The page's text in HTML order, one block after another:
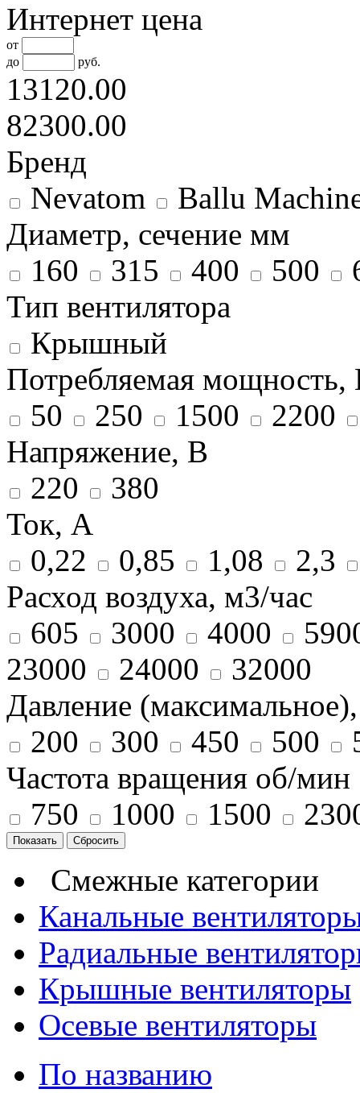
Интернет цена
от
до
руб.
13120.00
82300.00
Бренд
Nevatom
Ballu
Диаметр, сечение мм
160
315 400 500
Тип вентилятора
Крышный
Потребляемая мощность,
50
250 1500
2200
Напряжение, В
220
380
Ток, А
0,22
0,85 1,08
2,3
Расход воздуха, м3/час
605
3000 4000
23000
24000
32000
Давление
200
300 450 500
Частота вращения об/мин
750
1000 1500
Смежные категории
Канальные
Радиальные
Крышные вентиляторы
Осевые вентиляторы
По названию